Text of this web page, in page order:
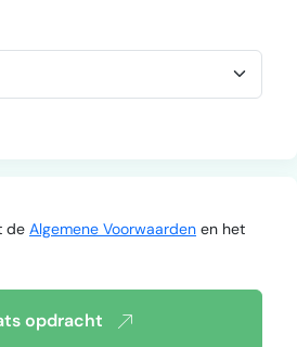
deAlgemene Voorwaarden en het
opdracht